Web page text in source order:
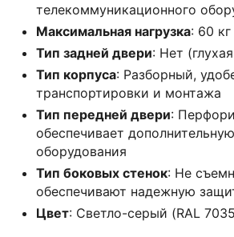
телекоммуникационного
Максимальная нагрузка: 60 кг
Тип задней двери: Нет
Тип корпуса: Разборный,
транспортировки и монтажа
Тип передней двери:
обеспечивает
оборудования
Тип боковых стенок: Не
обеспечивают надежную
Цвет: Светло-серый (RAL